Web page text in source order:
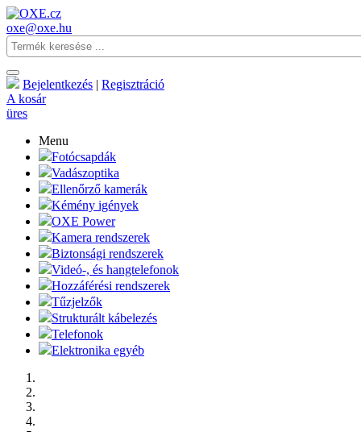
oxe@oxe.hu
Bejelentkezés | Regisztráció
A kosár
üres
Menu
Fotócsapdák
Vadászoptika
Ellenőrző kamerák
Kémény igények
OXE Power
Kamera rendszerek
Biztonsági rendszerek
Videó-, és hangtelefonok
Hozzáférési rendszerek
Tűzjelzők
Strukturált kábelezés
Telefonok
Elektronika egyéb